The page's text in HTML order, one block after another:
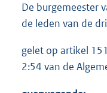
De burgemeester
de leden van de
gelet op artikel
2:54 van de